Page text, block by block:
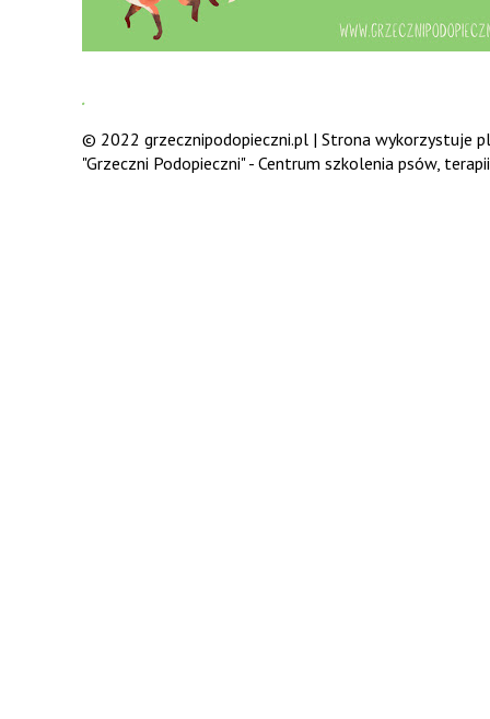
.
© 2022 grzecznipodopieczni.pl | Strona wykorzystuje
"Grzeczni Podopieczni" - Centrum szkolenia psów,